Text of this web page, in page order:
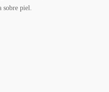
sobre piel.